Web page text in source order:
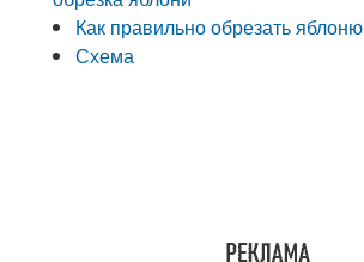
Как правильно обрезать яблоню
Схема